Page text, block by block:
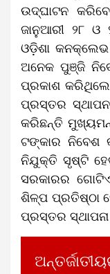
ଉଦ୍‌ଘାଟନ
ଜାନୁଆରୀ ୨୮ ଓ
ଓଡ଼ିଶା
ଅନେକ ପୁଞ୍ଜି
ପ୍ରକାଶ
ପ୍ରସ୍ତର
କରିଛନ୍ତି
ଟଙ୍କାର ନିବେଶ
ନିଯୁକ୍ତି ସୃଷ୍ଟି
ସରକାରର
ଶିଳ୍ପ ପ୍ରତିଷ୍ଠା
ପ୍ରସ୍ତର